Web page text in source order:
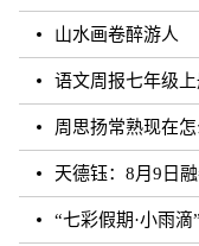
山水画卷醉游人
语文周报七年级
周思扬常熟现在怎
天德钰：8月9日融券卖
“七彩假期·小雨滴